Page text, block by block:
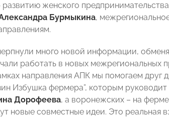
женского
Бурмыкина,
много новой информации,
работать в новых межрегиональных
направления АПК мы помогаем друг
Избушка фермера”, которым
Дорофеева, а воронежских – на
новые совместные идеи. Это реальная